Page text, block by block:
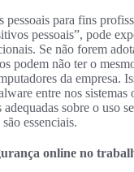
pessoais para fins
pessoais”, pode
Se não forem
podem não ter o
da empresa.
entre nos sistemas
sobre o uso
essenciais.
online no